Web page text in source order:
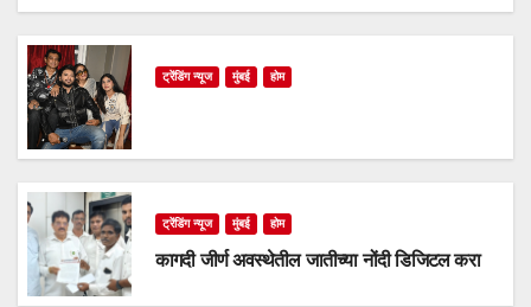
ट्रेंडिंग न्यूज मुंबई होम
ट्रेंडिंग न्यूज मुंबई होम
कागदी जीर्ण अवस्थेतील जातीच्या नोंदी डिजिटल करा